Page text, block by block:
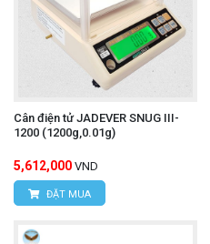
Cân điện tử JADEVER SNUG III-
1200 (1200g,0.01g)
5,612,000 VND
ĐẶT MUA